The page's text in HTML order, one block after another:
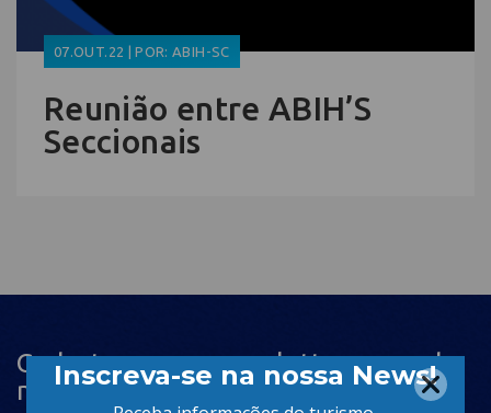
07.OUT.22 | POR: ABIH-SC
Reunião entre ABIH’S
Seccionais
Cadastre-se na newsletter e receba
nosso conteúdo em seu e-mail